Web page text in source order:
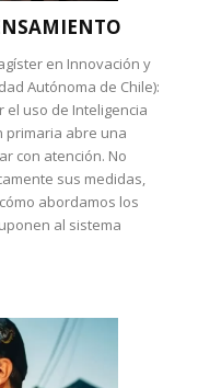
en Innovación y
Autónoma de Chile):
el uso de Inteligencia
primaria abre una
con atención. No
sus medidas,
abordamos los
al sistema